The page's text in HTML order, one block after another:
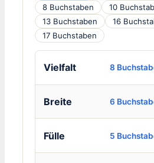
8 Buchstaben
10
13 Buchstaben
16
17 Buchstaben
Vielfalt 8
Breite 6
Fülle 5